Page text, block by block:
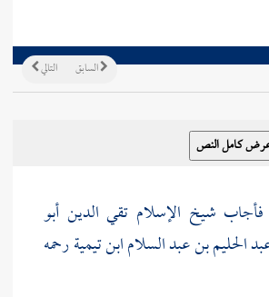
التالي السابق
فأجاب شيخ الإسلام تقي الدين أبو
الحليم بن عبد السلام ابن تيميةرحمه